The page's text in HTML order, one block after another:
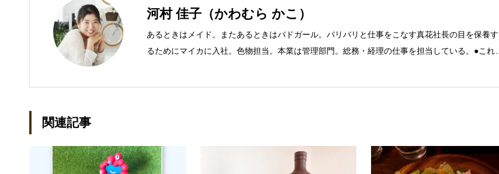
河村 佳子（かわむら かこ）
あるときはメイド。またあるときはバドガール。バリバリと仕事をこなす真花社長の目を保養す
るためにマイカに入社。色物担当。本業は管理部門。総務・経理の仕事を担当している。●これま
関連記事